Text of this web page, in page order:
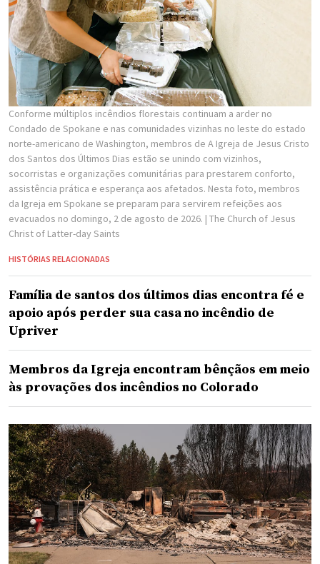
Conforme múltiplos incêndios florestais continuam a arder no
Condado de Spokane e nas comunidades vizinhas no leste do estado
norte-americano de Washington, membros de A Igreja de Jesus Cristo
dos Santos dos Últimos Dias estão se unindo com vizinhos,
socorristas e organizações comunitárias para prestarem conforto,
assistência prática e esperança aos afetados. Nesta foto, membros
da Igreja em Spokane se preparam para servirem refeições aos
evacuados no domingo, 2 de agosto de 2026. | The Church of Jesus
Christ of Latter-day Saints
HISTÓRIAS RELACIONADAS
Família de santos dos últimos dias encontra fé e
apoio após perder sua casa no incêndio de
Upriver
Membros da Igreja encontram bênçãos em meio
às provações dos incêndios no Colorado